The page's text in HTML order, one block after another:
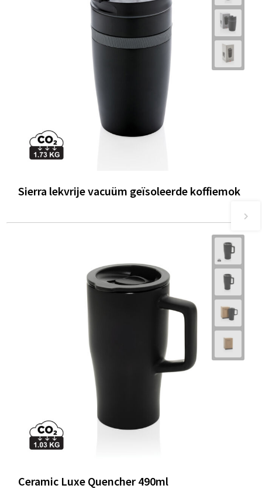
Sierra lekvrije vacuüm geïsoleerde koffiemok
Ceramic Luxe Quencher 490ml